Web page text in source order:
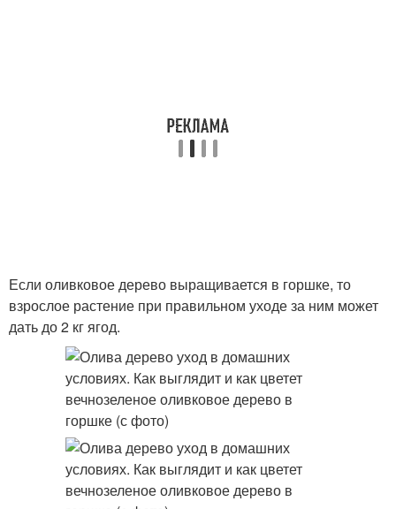
Если оливковое дерево выращивается в горшке, то
взрослое растение при правильном уходе за ним может
дать до 2 кг ягод.